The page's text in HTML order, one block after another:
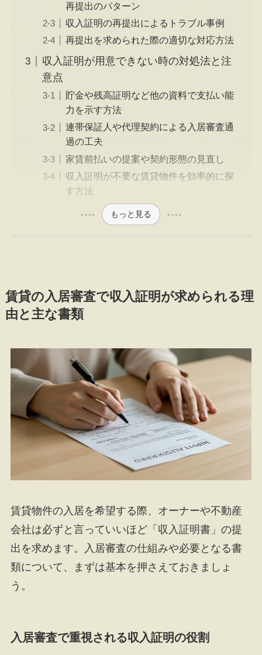
再提出のパターン
収入証明の再提出によるトラブル事例
再提出を求められた際の適切な対応方法
収入証明が用意できない時の対処法と注
意点
貯金や残高証明など他の資料で支払い能
力を示す方法
連帯保証人や代理契約による入居審査通
過の工夫
家賃前払いの提案や契約形態の見直し
収入証明が不要な賃貸物件を効率的に探
す方法
もっと見る
賃貸の入居審査で収入証明が求められる理
由と主な書類
賃貸物件の入居を希望する際、オーナーや不動産
会社は必ずと言っていいほど「収入証明書」の提
出を求めます。入居審査の仕組みや必要となる書
類について、まずは基本を押さえておきましょ
う。
入居審査で重視される収入証明の役割